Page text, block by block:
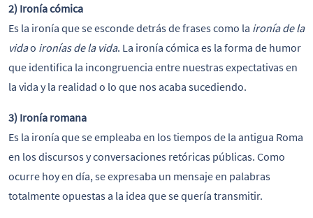
2) Ironía cómica
Es la ironía que se esconde detrás de frases como la ironía de la
vidao ironías de la vida. La ironía cómica es la forma de humor
que identifica la incongruencia entre nuestras expectativas en
la vida y la realidad o lo que nos acaba sucediendo.
3) Ironía romana
Es la ironía que se empleaba en los tiempos de la antigua Roma
en los discursos y conversaciones retóricas públicas. Como
ocurre hoy en día, se expresaba un mensaje en palabras
totalmente opuestas a la idea que se quería transmitir.